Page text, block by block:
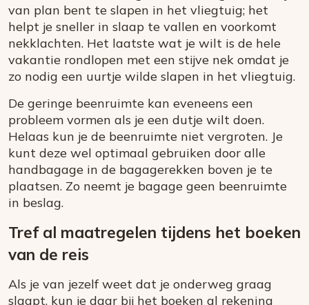
van plan bent te slapen in het vliegtuig; het
helpt je sneller in slaap te vallen en voorkomt
nekklachten. Het laatste wat je wilt is de hele
vakantie rondlopen met een stijve nek omdat je
zo nodig een uurtje wilde slapen in het vliegtuig.
De geringe beenruimte kan eveneens een
probleem vormen als je een dutje wilt doen.
Helaas kun je de beenruimte niet vergroten. Je
kunt deze wel optimaal gebruiken door alle
handbagage in de bagagerekken boven je te
plaatsen. Zo neemt je bagage geen beenruimte
in beslag.
Tref al maatregelen tijdens het boeken
van de reis
Als je van jezelf weet dat je onderweg graag
slaapt, kun je daar bij het boeken al rekening